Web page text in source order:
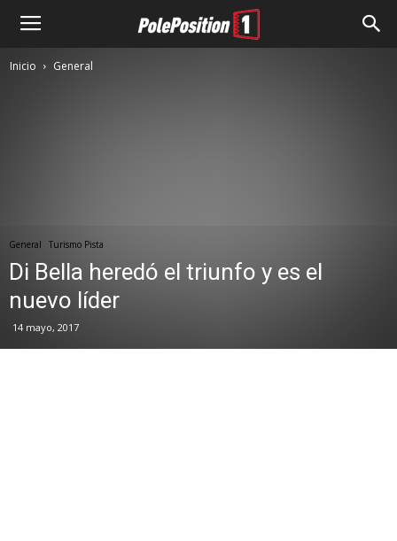
Inicio General
General Turismo Pista
Di Bella heredó el triunfo y es el
nuevo líder
14 mayo, 2017